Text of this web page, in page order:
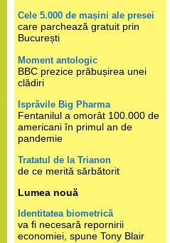
Cele 5.000 de mașini ale presei
care parchează gratuit prin
București
Moment antologic
BBC prezice prăbușirea unei
clădiri
Isprăvile Big Pharma
Fentanilul a omorât 100.000 de
americani în primul an de
pandemie
Tratatul de la Trianon
de ce merită sărbătorit
Lumea nouă
Identitatea biometrică
va fi necesară repornirii
economiei, spune Tony Blair